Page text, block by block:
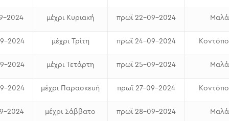
2024 μέχρι Κυριακή πρωϊ 22-09-2024
2024 μέχρι Τρίτη πρωϊ 24-09-2024
2024 μέχρι Τετάρτη πρωϊ 25-09-2024
2024 μέχρι Παρασκευή πρωϊ 27-09-2024
2024 μέχρι Σάββατο πρωϊ 28-09-2024